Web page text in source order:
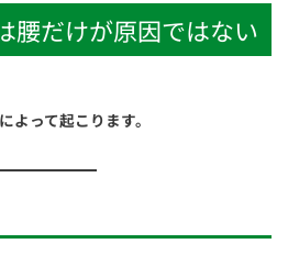
腰だけが原因ではない
よって起こります。